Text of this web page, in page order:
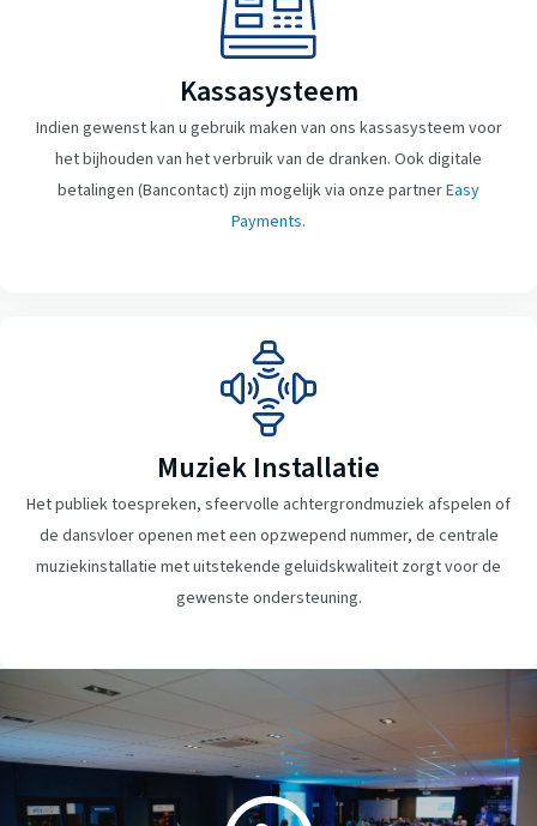
Kassasysteem
Indien gewenst kan u gebruik maken van ons kassasysteem voor
het bijhouden van het verbruik van de dranken. Ook digitale
betalingen (Bancontact) zijn mogelijk via onze partnerEasy
Payments.
Muziek Installatie
Het publiek toespreken, sfeervolle achtergrondmuziek afspelen of
de dansvloer openen met een opzwepend nummer, de centrale
muziekinstallatie met uitstekende geluidskwaliteit zorgt voor de
gewenste ondersteuning.